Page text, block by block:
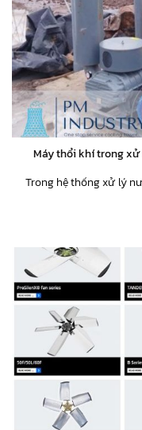
Máy thổi khí trong
Trong hệ thống xử lý